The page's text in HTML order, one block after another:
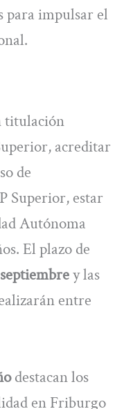
para impulsar el
titulación
acreditar
de
Superior, estar
Autónoma
El plazo de
y las
entre
destacan los
en Friburgo